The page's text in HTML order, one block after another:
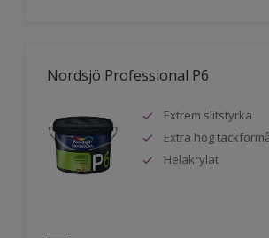
Nordsjö Professional P6
Extrem slitstyrka
Extra hög
Helakrylat